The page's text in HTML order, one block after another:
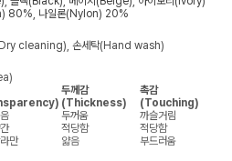
80%, 나일론(Nylon) 20%
cleaning), 손세탁(Hand wash)
두께감
(Thickness)
촉감
(Touching)
두꺼움
까슬거림
적당함
적당함
만 얇음
부드러움